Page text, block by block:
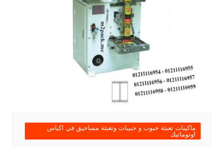
ماكينات تعبئة حبوب و حبيبات وتعبئة مساحيق في اكياس
اوتوماتيك